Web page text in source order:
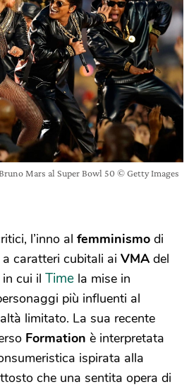
Mars al Super Bowl 50 © Getty Images
l’inno al femminismo di
caratteri cubitali ai VMA del
cui il Time la mise in
più influenti al
limitato. La sua recente
Formation è interpretata
ispirata alla
che una sentita opera di